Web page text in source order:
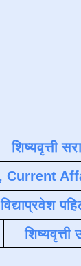
शिष्यवृत्ती
, Current
विद्याप्रवेश